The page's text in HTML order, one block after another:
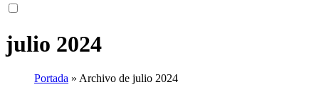
julio 2024
Portada » Archivo de julio 2024